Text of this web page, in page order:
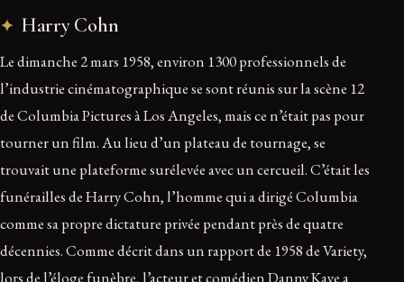
Harry Cohn
Le dimanche 2 mars 1958, environ 1300 professionnels de
l’industrie cinématographique se sont réunis sur la scène 12
de Columbia Pictures à Los Angeles, mais ce n’était pas pour
tourner un film. Au lieu d’un plateau de tournage, se
trouvait une plateforme surélevée avec un cercueil. C’était les
funérailles de Harry Cohn, l’homme qui a dirigé Columbia
comme sa propre dictature privée pendant près de quatre
décennies. Comme décrit dans un rapport de 1958 de Variety,
lors de l’éloge funèbre, l’acteur et comédien Danny Kaye a